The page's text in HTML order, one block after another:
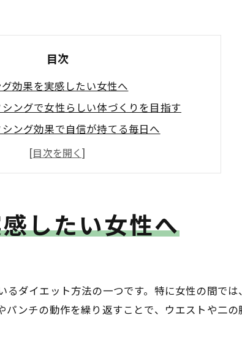
目次
効果を実感したい女性へ
ングで女性らしい体づくりを目指す
ング効果で自信が持てる毎日へ
と脂肪燃焼に強いキックボクシングの魅力
安心のキックボクシング体験とは
ップを両立する秘訣
ングで脂肪燃焼と筋力を同時に強化
アップできるキックボクシング実践法
ックボクシングの鍛え方とは
したい女性へ
ダイエット方法の一つです。特に女性の間で
ンチの動作を繰り返すことで、ウエストや二